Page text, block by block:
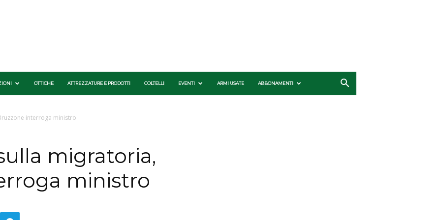
OTTICHE ATTREZZATURE E PRODOTTI COLTELLI EVENTI ARMI USATE ABBONAMENTI
interroga ministro
migratoria,
ministro